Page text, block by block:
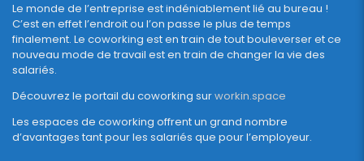
Le monde de l’entreprise est indéniablement lié au bureau !
C’est en effet l’endroit ou l’on passe le plus de temps
finalement. Le coworking est en train de tout bouleverser et ce
nouveau mode de travail est en train de changer la vie des
salariés.
Découvrez le portail du coworking surworkin.space
Les espaces de coworking offrent un grand nombre
d’avantages tant pour les salariés que pour l’employeur.